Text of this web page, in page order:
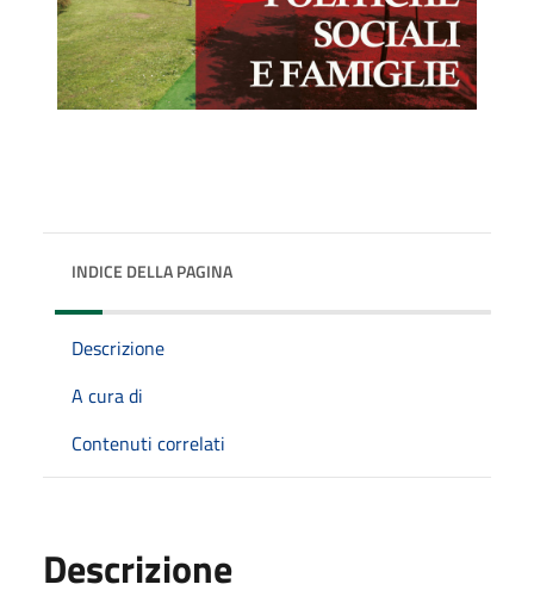
INDICE DELLA PAGINA
Descrizione
A cura di
Contenuti correlati
Descrizione